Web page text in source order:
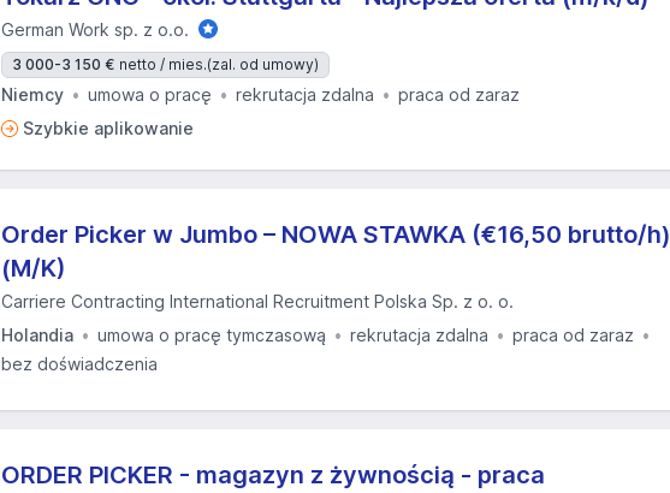
German Work sp. z o.o.
3 000-3 150 € netto / mies.(zal. od umowy)
Niemcy umowa o pracę rekrutacja zdalna
praca od zaraz
Szybkie aplikowanie
Order Picker w Jumbo – NOWA STAWKA (€16,50 brutto/h)
(M/K)
Carriere Contracting International Recruitment Polska Sp. z o. o.
Holandia
umowa o pracę tymczasową rekrutacja zdalna
praca od zaraz
bez doświadczenia
ORDER PICKER - magazyn z żywnością - praca